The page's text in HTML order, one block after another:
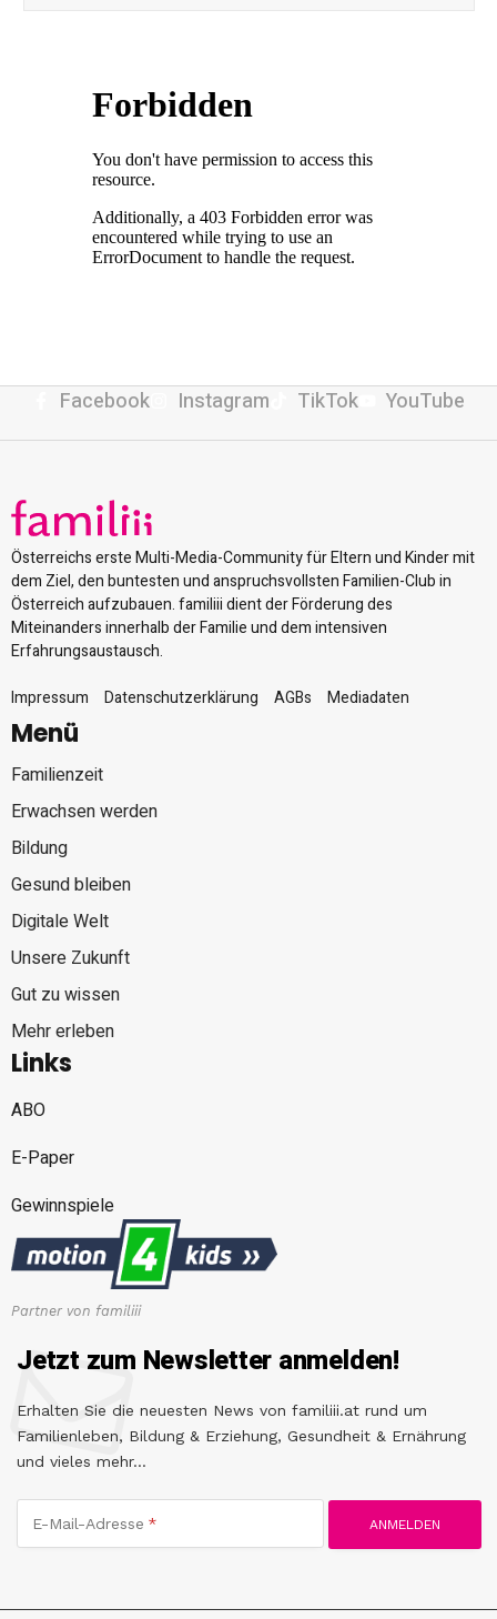
Facebook Instagram TikTok YouTube
Österreichs erste Multi-Media-Community für Eltern und Kinder mit
dem Ziel, den buntesten und anspruchsvollsten Familien-Club in
Österreich aufzubauen. familiii dient der Förderung des
Miteinanders innerhalb der Familie und dem intensiven
Erfahrungsaustausch.
Impressum
Datenschutzerklärung AGBs Mediadaten
Menü
Familienzeit
Erwachsen werden
Bildung
Gesund bleiben
Digitale Welt
Unsere Zukunft
Gut zu wissen
Mehr erleben
Links
ABO
E-Paper
Gewinnspiele
Partner von familiii
Jetzt zum Newsletter anmelden!
Erhalten Sie die neuesten News von familiii.at rund um
Familienleben, Bildung & Erziehung, Gesundheit & Ernährung
und vieles mehr...
E-Mail-Adresse